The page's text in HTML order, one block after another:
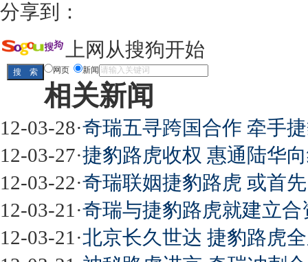
分享到：
上网从搜狗开始
网页 新闻
相关新闻
12-03-28·奇瑞五寻跨国合作 牵手
12-03-27·捷豹路虎收权 惠通陆华
12-03-22·奇瑞联姻捷豹路虎 或首
12-03-21 ·奇瑞与捷豹路虎就建立
12-03-21 ·北京长久世达 捷豹路虎